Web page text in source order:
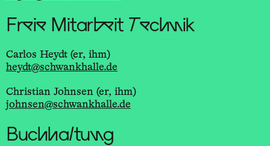
Freie Mitarbeit Technik
Carlos Heydt (er, ihm)
heydt@schwankhalle.de
Christian Johnsen (er, ihm)
johnsen@schwankhalle.de
Buchhaltung